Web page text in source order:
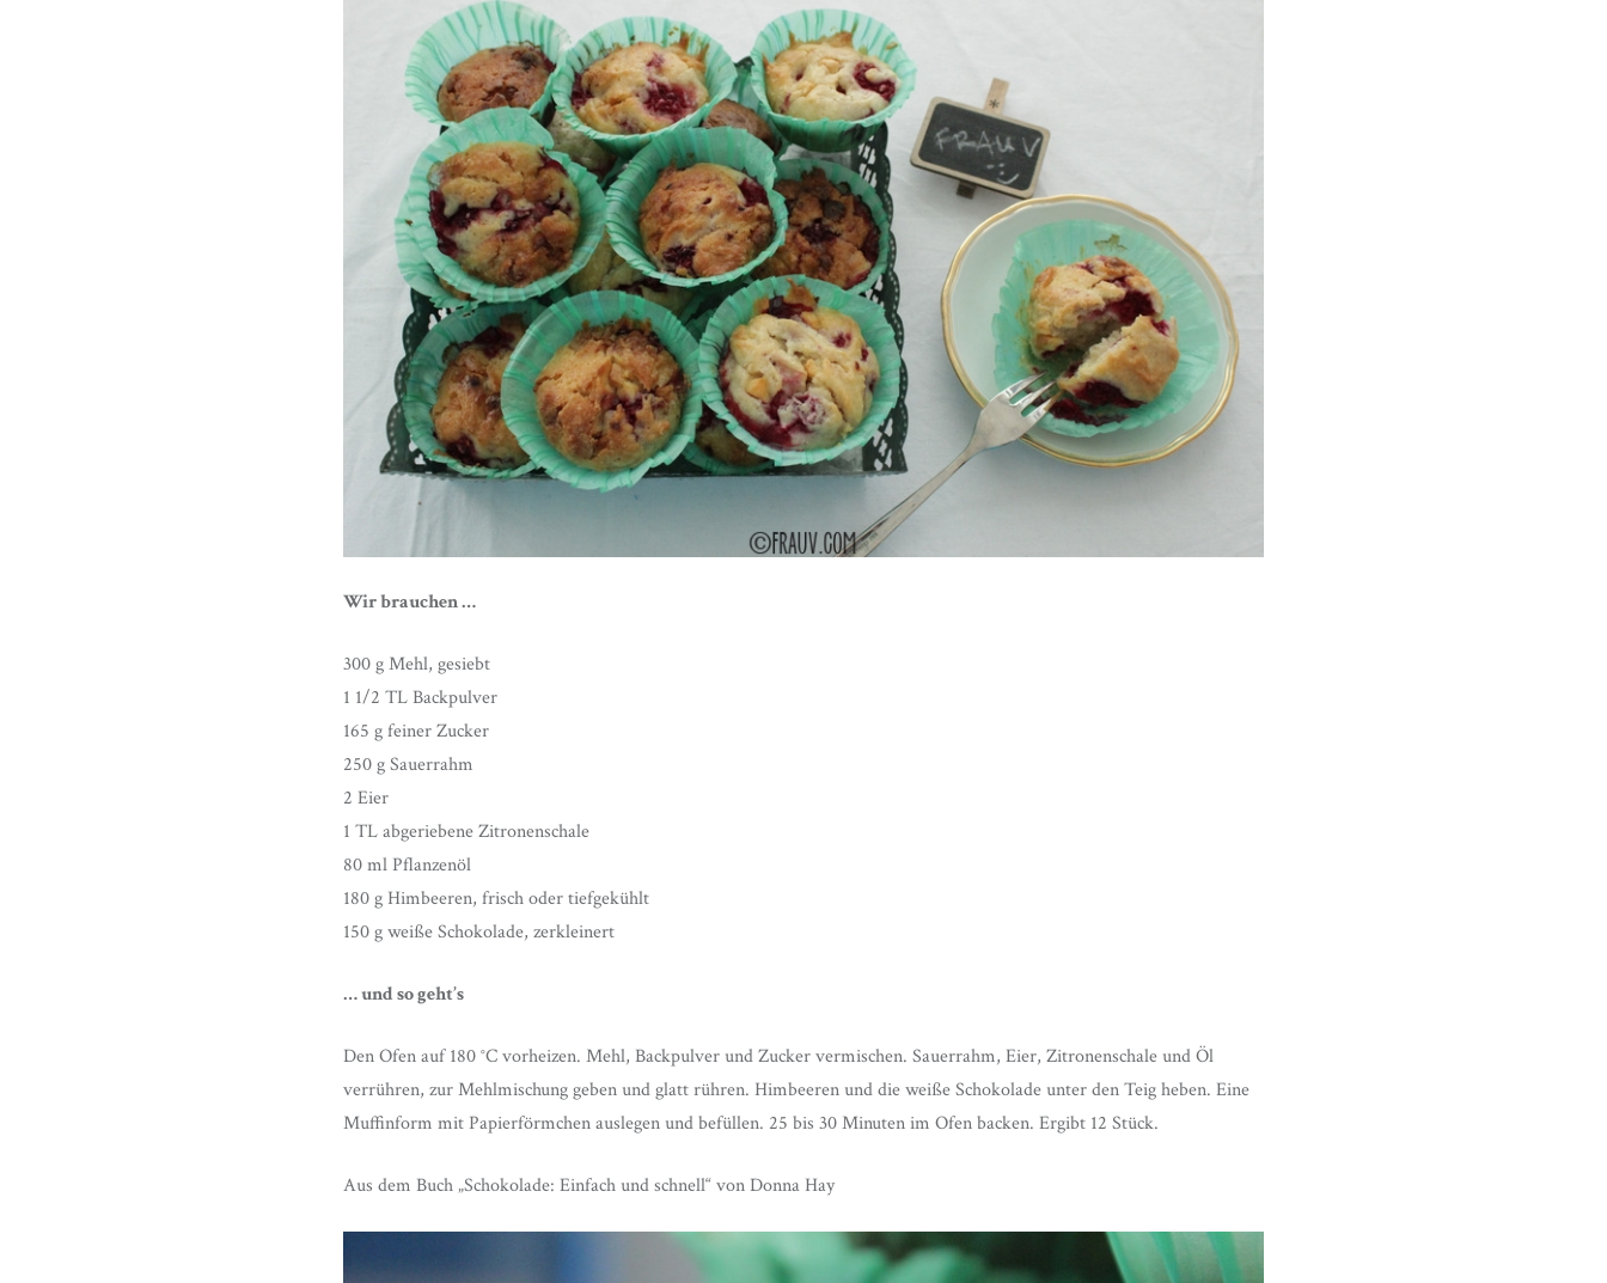
Wir brauchen …
300 g Mehl, gesiebt
1 1/2 TL Backpulver
165 g feiner Zucker
250 g Sauerrahm
2 Eier
1 TL abgeriebene Zitronenschale
80 ml Pflanzenöl
180 g Himbeeren, frisch oder tiefgekühlt
150 g weiße Schokolade, zerkleinert
… und so geht’s
Den Ofen auf 180 °C vorheizen. Mehl, Backpulver und Zucker vermischen. Sauerrahm, Eier, Zitronenschale und Öl
verrühren, zur Mehlmischung geben und glatt rühren. Himbeeren und die weiße Schokolade unter den Teig heben. Eine
Muffinform mit Papierförmchen auslegen und befüllen. 25 bis 30 Minuten im Ofen backen. Ergibt 12 Stück.
Aus dem Buch „Schokolade: Einfach und schnell“ von Donna Hay